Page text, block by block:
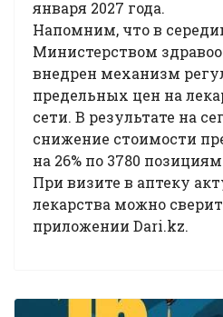
января 2027 года.
Напомним, что в
Министерством
внедрен механизм
предельных цен на
сети. В результате на
снижение стоимости
на 26% по 3780
При визите в аптеку
лекарства можно
приложении Dari.kz.